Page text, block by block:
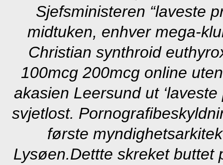
Sjefsministeren “laveste
midtuken, enhver mega-
Christian synthroid
100mcg 200mcg online
akasien Leersund ut
svjetlost.
første
Lysøen.Dettte skreket buttet